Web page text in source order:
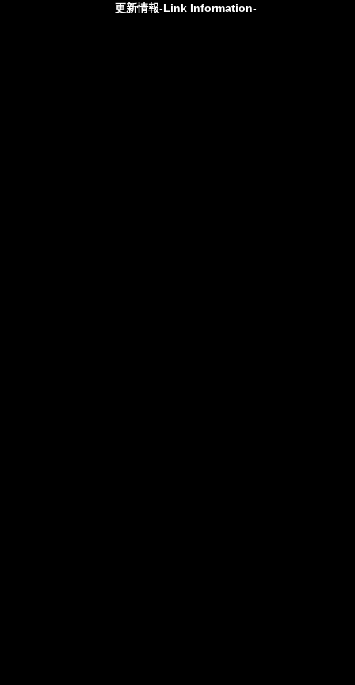
更新情報-Link Information-